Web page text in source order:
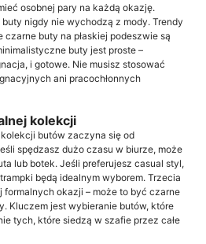
osobnej pary na każdą okazję.
nigdy nie wychodzą z mody. Trendy
buty na płaskiej podeszwie są
buty jest proste –
i gotowe. Nie musisz stosować
ani pracochłonnych
kolekcji
butów zaczyna się od
spędzasz dużo czasu w biurze, może
lub botek. Jeśli preferujesz casual styl,
będą idealnym wyborem. Trzecia
formalnych okazji – może to być czarne
Kluczem jest wybieranie butów, które
tych, które siedzą w szafie przez całe